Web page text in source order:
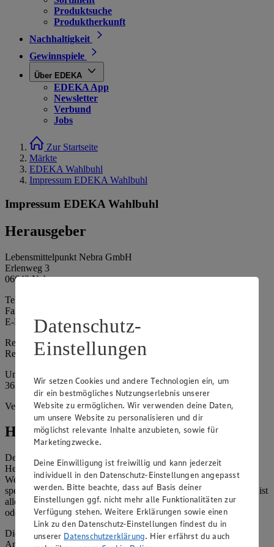
Produktsuche
Produktherkunft
Nachhaltigkeit
Gewinnspiele
Über EDEKA
EDEKA App
Newsletter
Verbund
Jobs
Zur Startseite
Märkte
EDEKA Wahlbuhl
Impressum EDEKA Wahlbuhl
Impressum EDEKA Wahlbuhl
Herausgeber
Lebensmittelpunkt Nebra GmbH
Erlenweg 3
06642 Nebra
Telefon: 034461 22165
Fax: 034461 22031
E-Mail: e801368@minden.edeka.de
Registergericht: Amtsgericht Stendal
Registernummer: HRB 33269
Umsatzsteuer-Identifikationsnummer gem. § 27a UStG: DE
363333302
Vertretungsberechtigte: Kathleen Berger (Geschäftsführer)
Hinweise
Der Inhalt dieser Website ist urheberrechtlich geschützt. Der
Herausgeber gewährt Ihnen jedoch das Recht, den auf dieser
Website bereitgestellten Text ganz oder ausschnittsweise zu
speichern und zu vervielfältigen. Aus Gründen des Urheberrechts ist
allerdings die Speicherung und Vervielfältigung von Bildmaterial
oder Grafiken aus dieser Website nicht gestattet.
Die verantwortliche Stelle ist nicht für die Inhalte der versendeten
Angebotsinformationen verantwortlich. Firma und Anschriften
Datenschutz-
Einstellungen
Wir setzen Cookies und andere Technologien ein, um
dir ein bestmögliches Nutzungserlebnis unserer
Website zu ermöglichen. Wir verwenden deine Daten,
um unsere Website zu personalisieren und dir
möglichst relevante Inhalte anzubieten, sowie für
Marketingzwecke.
Deine Einwilligung ist freiwillig und kann jederzeit
individuell in den Datenschutz-Einstellungen angepasst
werden. Bitte beachte, dass auf Basis deiner
Einstellungen ggf. nicht mehr alle Funktionalitäten zur
Verfügung stehen. Weitere Erklärungen sowie einen
Link zu den Datenschutz-Einstellungen findest du in
unserer Datenschutzerklärung. Hier erfährst du auch